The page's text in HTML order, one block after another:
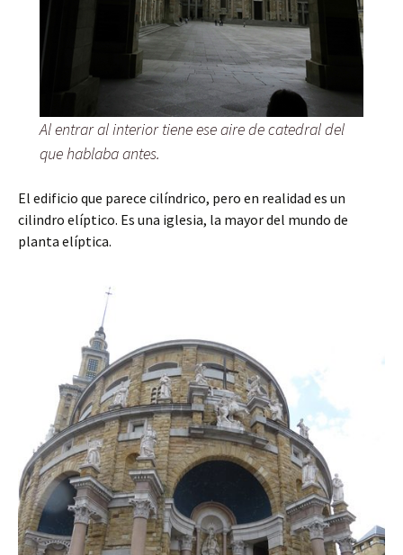
Al entrar al interior tiene ese aire de catedral del
que hablaba antes.
El edificio que parece cilíndrico, pero en realidad es un
cilindro elíptico. Es una iglesia, la mayor del mundo de
planta elíptica.